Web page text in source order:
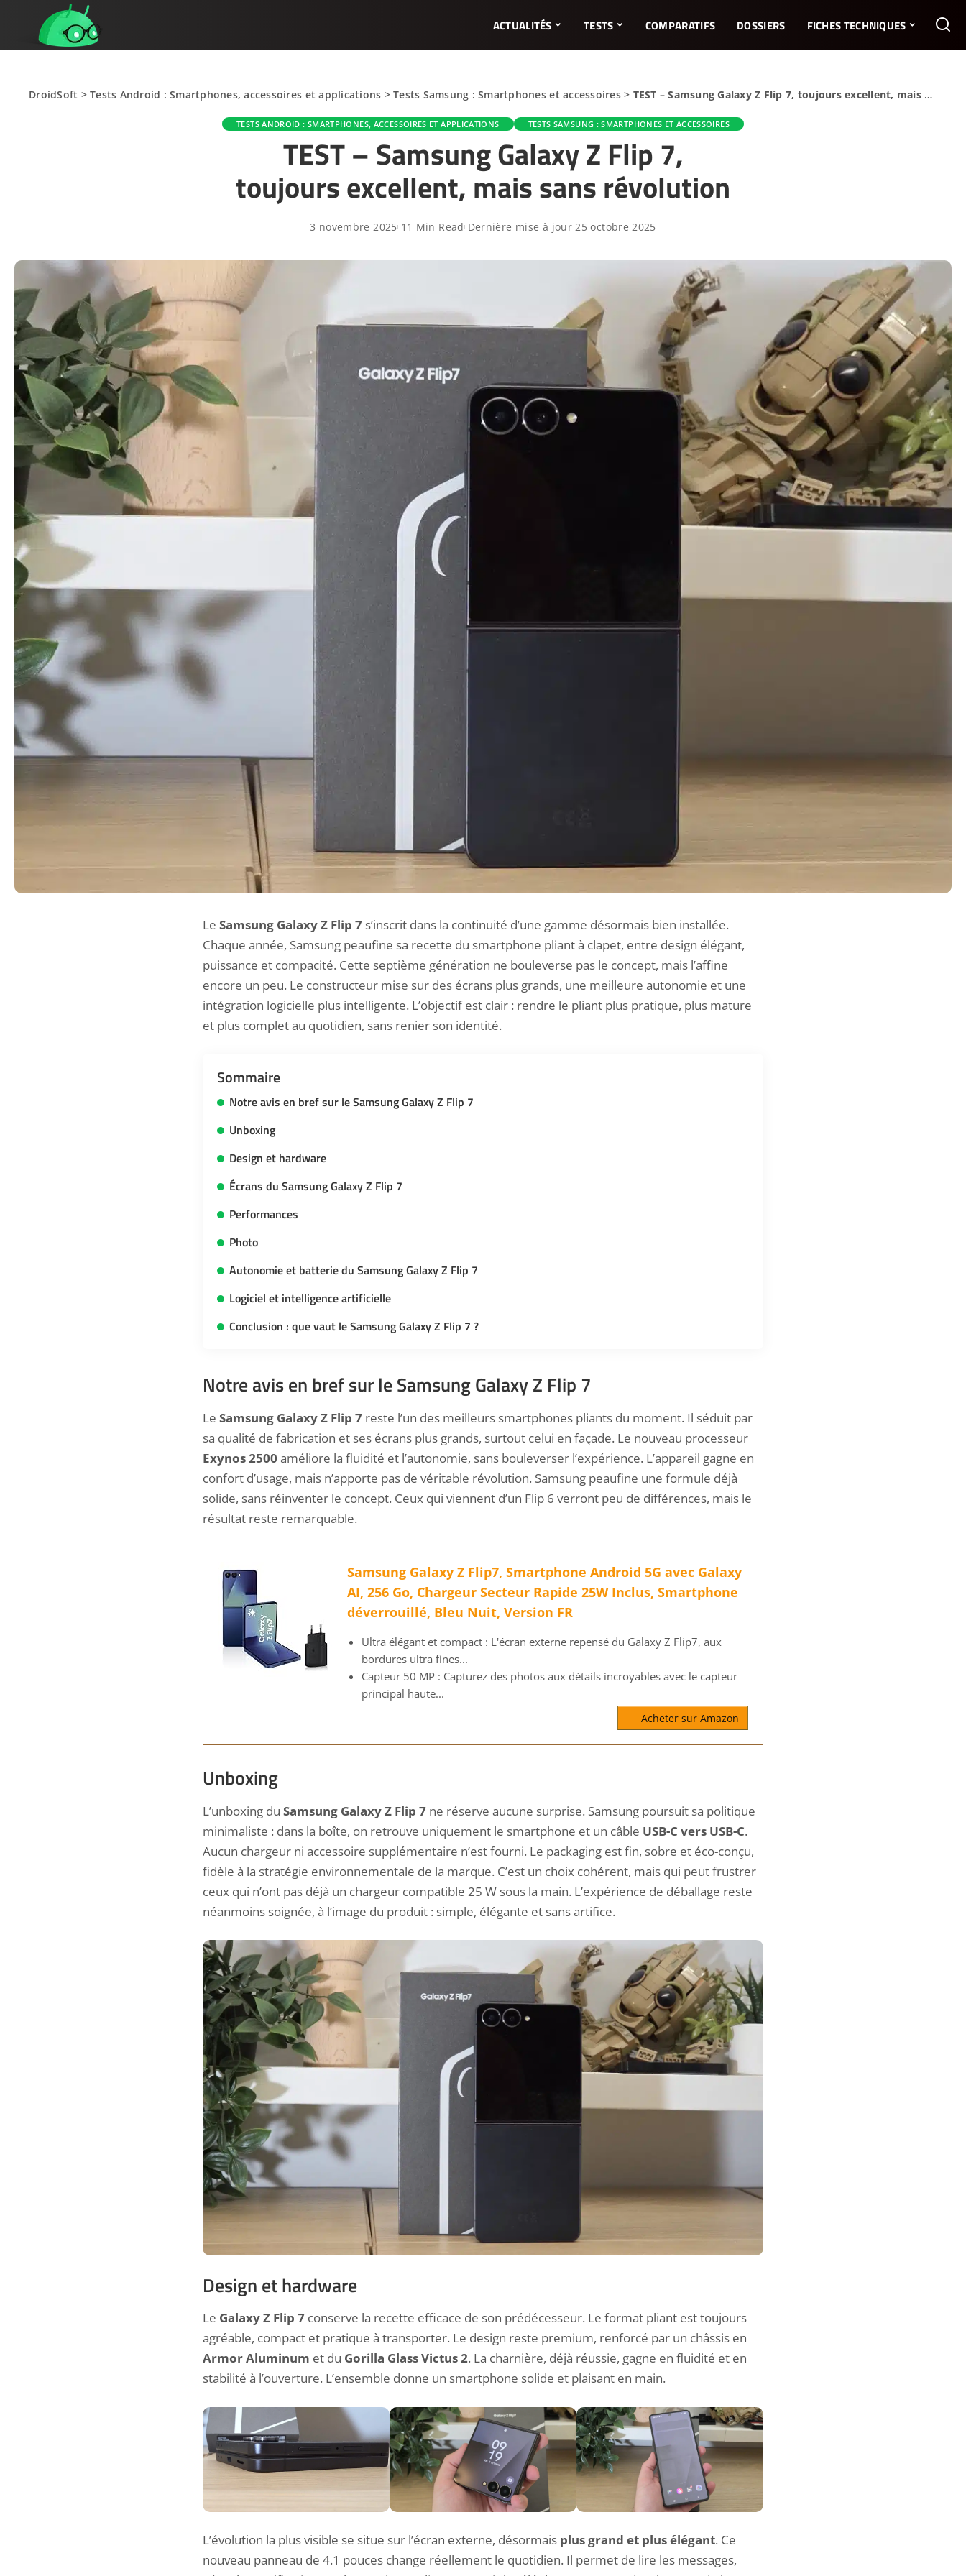
ACTUALITÉS TESTS COMPARATIFS DOSSIERS FICHES TECHNIQUES
DroidSoft >Tests Android : Smartphones, accessoires et applications >Tests Samsung : Smartphones et accessoires> TEST – Samsung Galaxy Z Flip 7, toujours excellent, mais sans révolution
TESTS ANDROID : SMARTPHONES, ACCESSOIRES ET APPLICATIONS TESTS SAMSUNG : SMARTPHONES ET ACCESSOIRES
TEST – Samsung Galaxy Z Flip 7,
toujours excellent, mais sans révolution
3 novembre 2025 11 Min Read Dernière mise à jour 25 octobre 2025
Le Samsung Galaxy Z Flip 7 s’inscrit dans la continuité d’une gamme désormais bien installée.
Chaque année, Samsung peaufine sa recette du smartphone pliant à clapet, entre design élégant,
puissance et compacité. Cette septième génération ne bouleverse pas le concept, mais l’affine
encore un peu. Le constructeur mise sur des écrans plus grands, une meilleure autonomie et une
intégration logicielle plus intelligente. L’objectif est clair : rendre le pliant plus pratique, plus mature
et plus complet au quotidien, sans renier son identité.
Sommaire
Notre avis en bref sur le Samsung Galaxy Z Flip 7
Unboxing
Design et hardware
Écrans du Samsung Galaxy Z Flip 7
Performances
Photo
Autonomie et batterie du Samsung Galaxy Z Flip 7
Logiciel et intelligence artificielle
Conclusion : que vaut le Samsung Galaxy Z Flip 7 ?
Notre avis en bref sur le Samsung Galaxy Z Flip 7
Le Samsung Galaxy Z Flip 7 reste l’un des meilleurs smartphones pliants du moment. Il séduit par
sa qualité de fabrication et ses écrans plus grands, surtout celui en façade. Le nouveau processeur
Exynos 2500 améliore la fluidité et l’autonomie, sans bouleverser l’expérience. L’appareil gagne en
confort d’usage, mais n’apporte pas de véritable révolution. Samsung peaufine une formule déjà
solide, sans réinventer le concept. Ceux qui viennent d’un Flip 6 verront peu de différences, mais le
résultat reste remarquable.
Samsung Galaxy Z Flip7, Smartphone Android 5G avec Galaxy
AI, 256 Go, Chargeur Secteur Rapide 25W Inclus, Smartphone
déverrouillé, Bleu Nuit, Version FR
Ultra élégant et compact : L'écran externe repensé du Galaxy Z Flip7, aux
bordures ultra fines...
Capteur 50 MP : Capturez des photos aux détails incroyables avec le capteur
principal haute...
Acheter sur Amazon
Unboxing
L’unboxing du Samsung Galaxy Z Flip 7 ne réserve aucune surprise. Samsung poursuit sa politique
minimaliste : dans la boîte, on retrouve uniquement le smartphone et un câble USB-C vers USB-C.
Aucun chargeur ni accessoire supplémentaire n’est fourni. Le packaging est fin, sobre et éco-conçu,
fidèle à la stratégie environnementale de la marque. C’est un choix cohérent, mais qui peut frustrer
ceux qui n’ont pas déjà un chargeur compatible 25 W sous la main. L’expérience de déballage reste
néanmoins soignée, à l’image du produit : simple, élégante et sans artifice.
Design et hardware
Le Galaxy Z Flip 7 conserve la recette efficace de son prédécesseur. Le format pliant est toujours
agréable, compact et pratique à transporter. Le design reste premium, renforcé par un châssis en
Armor Aluminum et du Gorilla Glass Victus 2. La charnière, déjà réussie, gagne en fluidité et en
stabilité à l’ouverture. L’ensemble donne un smartphone solide et plaisant en main.
L’évolution la plus visible se situe sur l’écran externe, désormais plus grand et plus élégant. Ce
nouveau panneau de 4.1 pouces change réellement le quotidien. Il permet de lire les messages,